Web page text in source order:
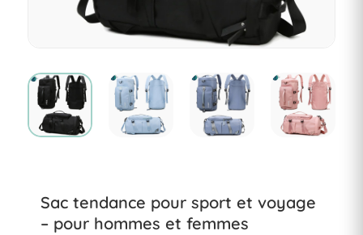
Sac tendance pour sport et voyage
– pour hommes et femmes